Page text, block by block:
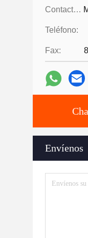
Contactos:
Teléfono:
Fax:
Envíenos